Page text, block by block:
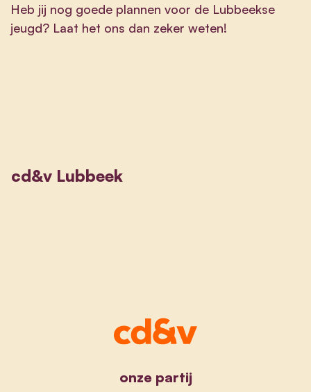
Heb jij nog goede plannen voor de Lubbeekse
jeugd? Laat het ons dan zeker weten!
cd&v Lubbeek
onze partij